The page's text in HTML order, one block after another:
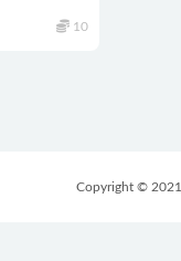
10
Copyright © 2021